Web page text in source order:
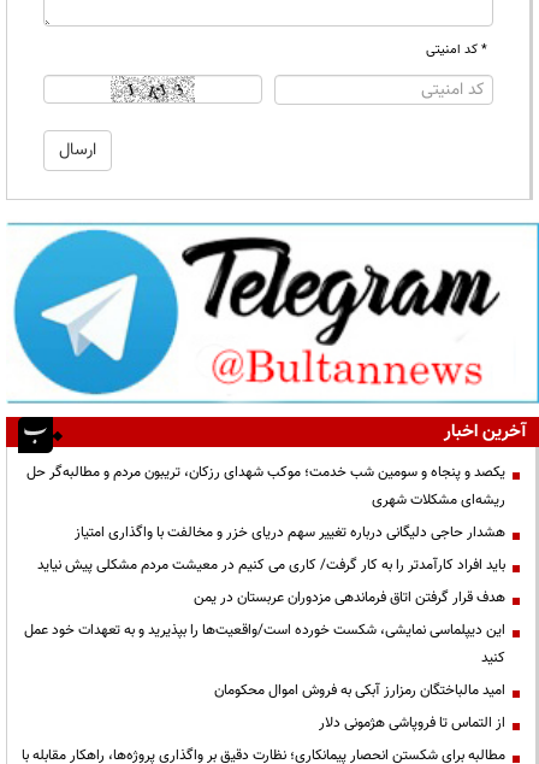
* کد امنیتی
آخرین اخبار
یکصد و پنجاه و سومین شب خدمت؛ موکب شهدای رزکان، تریبون مردم و مطالبه‌گر حل
ریشه‌ای مشکلات شهری
هشدار حاجی دلیگانی درباره تغییر سهم دریای خزر و مخالفت با واگذاری امتیاز
باید افراد کارآمدتر را به کار گرفت/ کاری می کنیم در معیشت مردم مشکلی پیش نیاید
هدف قرار گرفتن اتاق‌ فرماندهی مزدوران عربستان در یمن
این دیپلماسی نمایشی، شکست خورده است/واقعیت‌ها را بپذیرید و به تعهدات خود عمل
کنید
امید مالباختگان رمزارز آبکی به فروش اموال محکومان
از التماس تا فروپاشی هژمونی دلار
مطالبه برای شکستن انحصار پیمانکاری؛ نظارت دقیق بر واگذاری پروژه‌ها، راهکار مقابله با